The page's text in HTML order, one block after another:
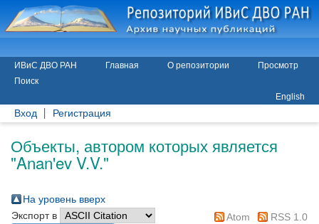
ИВиС ДВО РАН Главная О репозитории
Просмотр
Поиск
English
Вход Регистрация
Объекты, автором которых является
"Anan'ev V.V."
На уровень вверх
Экспорт в
Atom
RSS 1.0